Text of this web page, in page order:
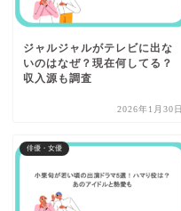
ジャルジャルがテレビに出な
いのはなぜ？現在何してる？
収入源も調査
2026年1月30日
俳優・女優